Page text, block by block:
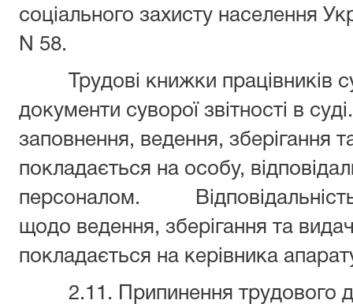
соціального захисту населення
N 58.
Трудові книжки працівників
документи суворої звітності в
заповнення, ведення, зберігання
покладається на особу,
персоналом. Відповідальність
щодо ведення, зберігання та
покладається на керівника
2.11. Припинення трудового